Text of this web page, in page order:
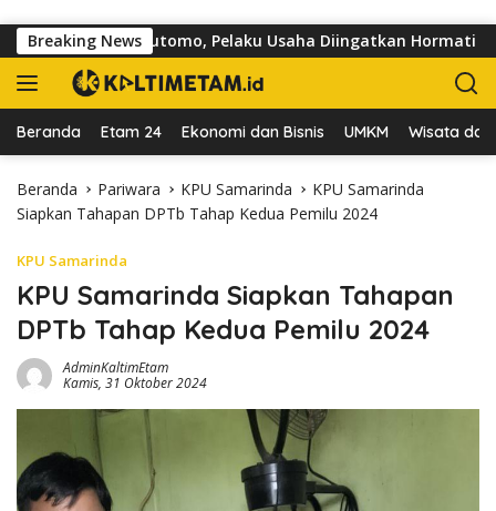
Breaking News
Jalan dr Sutomo, Pelaku Usaha Diingatkan Hormati Hak
Beranda Etam 24 Ekonomi dan Bisnis UMKM Wisata dan
Beranda Pariwara KPU Samarinda
KPU Samarinda
Siapkan Tahapan DPTb Tahap Kedua Pemilu 2024
KPU Samarinda
KPU Samarinda Siapkan Tahapan
DPTb Tahap Kedua Pemilu 2024
AdminKaltimEtam
Kamis, 31 Oktober 2024